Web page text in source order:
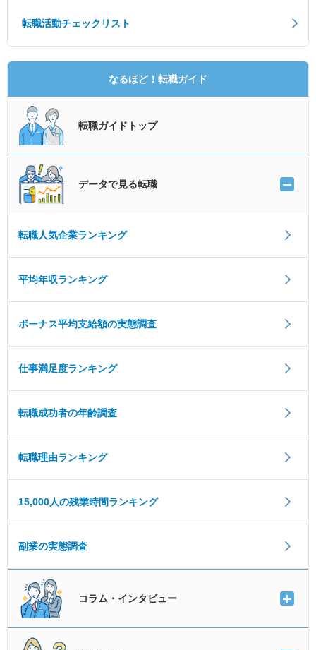
転職活動チェックリスト
なるほど！転職ガイド
転職ガイドトップ
データで見る転職
転職人気企業ランキング
平均年収ランキング
ボーナス平均支給額の実態調査
仕事満足度ランキング
転職成功者の年齢調査
転職理由ランキング
15,000人の残業時間ランキング
副業の実態調査
コラム・インタビュー